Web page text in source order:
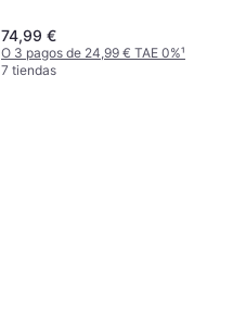
74,99 €
O 3 pagos de 24,99 € TAE 0%¹
7 tiendas